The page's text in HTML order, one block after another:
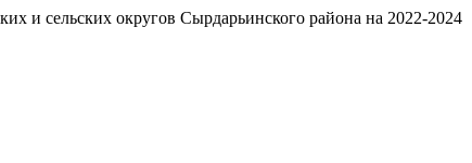
и сельских округов Сырдарьинского района на 2022-2024